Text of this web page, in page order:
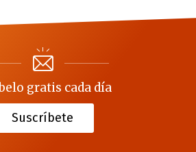
gratis cada día
Suscríbete